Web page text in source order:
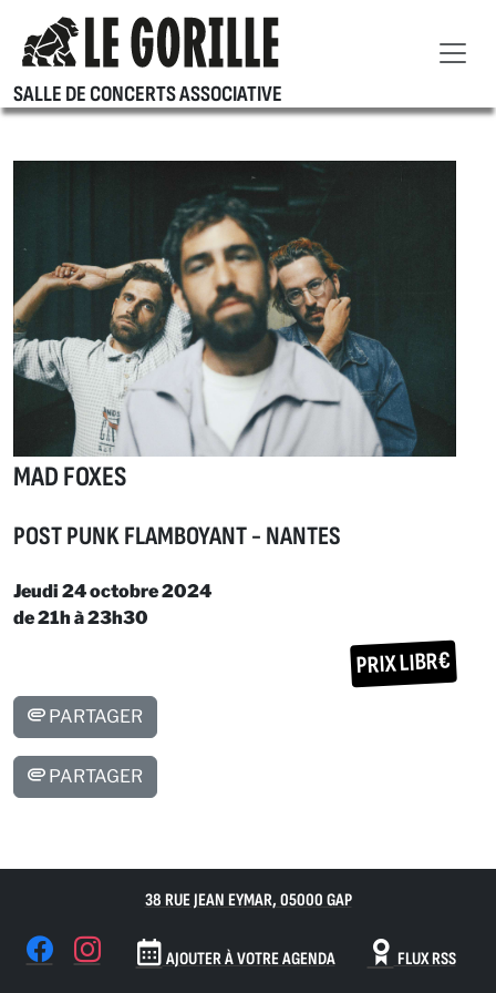
SALLE DE CONCERTS ASSOCIATIVE
MAD FOXES
POST PUNK FLAMBOYANT - NANTES
Jeudi 24 octobre 2024
de 21h à 23h30
PRIX LIBR€
PARTAGER
PARTAGER
38 RUE JEAN EYMAR, 05000 GAP
AJOUTER À VOTRE AGENDA FLUX RSS